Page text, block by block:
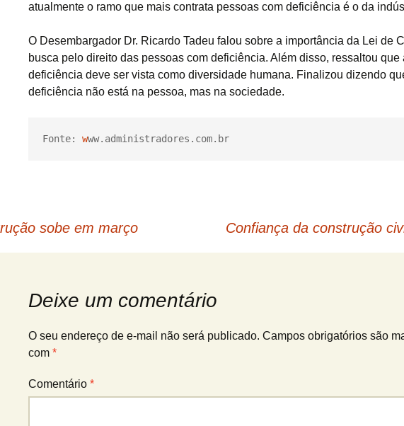
atualmente o ramo que mais contrata pessoas com deficiência é o da
O Desembargador Dr. Ricardo Tadeu falou sobre a importância da Lei de
busca pelo direito das pessoas com deficiência. Além disso, ressaltou que
deficiência deve ser vista como diversidade humana. Finalizou dizendo
deficiência não está na pessoa, mas na sociedade.
Fonte: www.administradores.com.br
sobe em março Confiança da construção
Deixe um comentário
O seu endereço de e-mail não será publicado. Campos obrigatórios são
com *
Comentário *